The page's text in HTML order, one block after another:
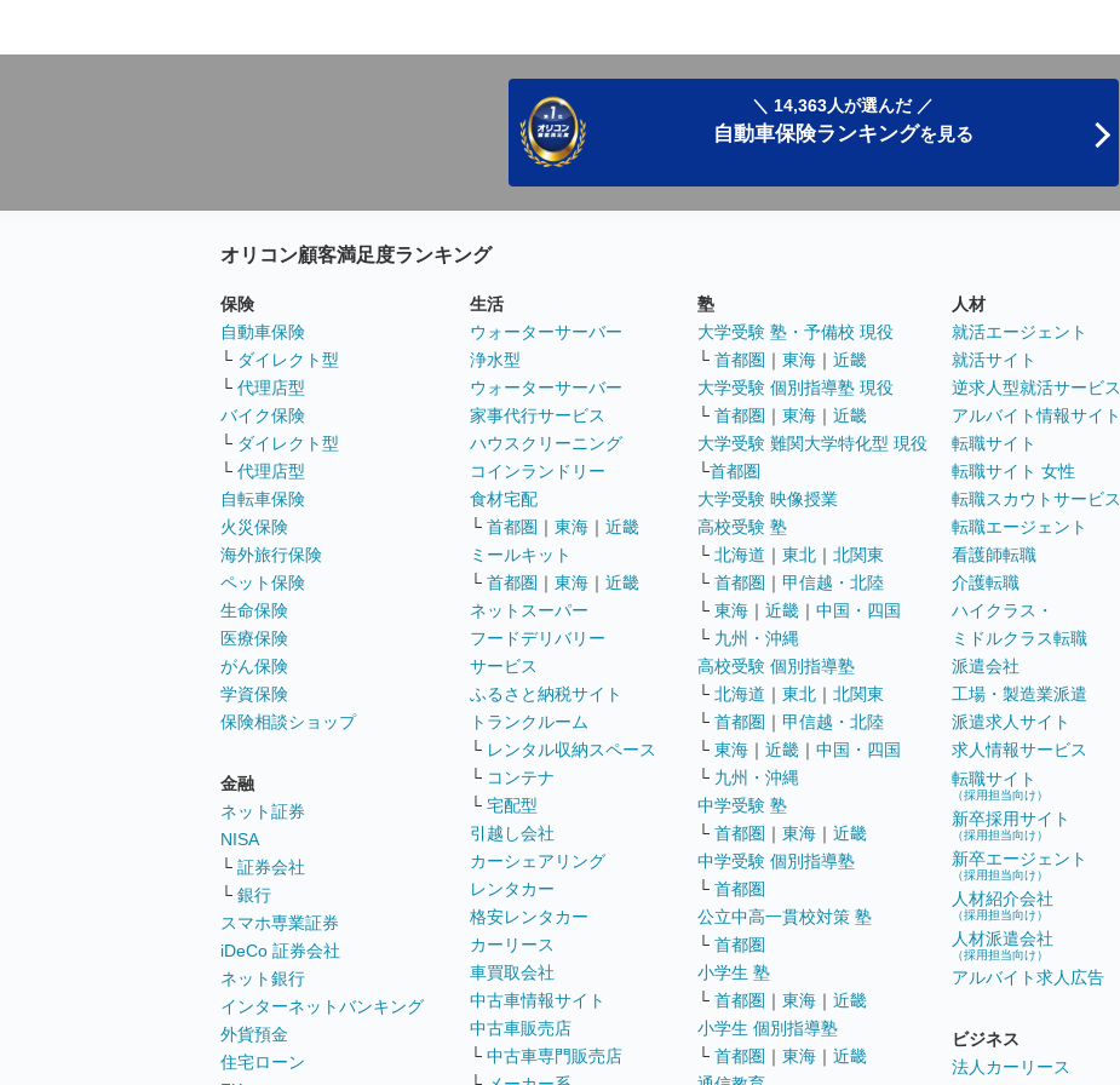
＼ 14,363人が選んだ ／
自動車保険ランキングを見る
オリコン顧客満足度ランキング
保険
自動車保険
└ ダイレクト型
└ 代理店型
バイク保険
└ ダイレクト型
└ 代理店型
自転車保険
火災保険
海外旅行保険
ペット保険
生命保険
医療保険
がん保険
学資保険
保険相談ショップ
金融
ネット証券
NISA
└ 証券会社
└ 銀行
スマホ専業証券
iDeCo 証券会社
ネット銀行
インターネットバンキング
外貨預金
住宅ローン
生活
ウォーターサーバー
浄水型
ウォーターサーバー
家事代行サービス
ハウスクリーニング
コインランドリー
食材宅配
└ 首都圏 ｜ 東海 ｜ 近畿
ミールキット
└ 首都圏 ｜ 東海 ｜ 近畿
ネットスーパー
フードデリバリー
サービス
ふるさと納税サイト
トランクルーム
└ レンタル収納スペース
└ コンテナ
└ 宅配型
引越し会社
カーシェアリング
レンタカー
格安レンタカー
カーリース
車買取会社
中古車情報サイト
中古車販売店
└ 中古車専門販売店
塾
大学受験 塾・予備校 現役
└ 首都圏 ｜ 東海 ｜ 近畿
大学受験 個別指導塾 現役
└ 首都圏 ｜ 東海 ｜ 近畿
大学受験 難関大学特化型 現役
└首都圏
大学受験 映像授業
高校受験 塾
└ 北海道 ｜ 東北 ｜ 北関東
└ 首都圏 ｜ 甲信越・北陸
└ 東海 ｜ 近畿 ｜ 中国・四国
└ 九州・沖縄
高校受験 個別指導塾
└ 北海道 ｜ 東北 ｜ 北関東
└ 首都圏 ｜ 甲信越・北陸
└ 東海 ｜ 近畿 ｜ 中国・四国
└ 九州・沖縄
中学受験 塾
└ 首都圏 ｜ 東海 ｜ 近畿
中学受験 個別指導塾
└ 首都圏
公立中高一貫校対策 塾
└ 首都圏
小学生 塾
└ 首都圏 ｜ 東海 ｜ 近畿
小学生 個別指導塾
└ 首都圏 ｜ 東海 ｜ 近畿
人材
就活エージェント
就活サイト
逆求人型就活サービス
アルバイト情報サイト
転職サイト
転職サイト 女性
転職スカウトサービス
転職エージェント
看護師転職
介護転職
ハイクラス・
ミドルクラス転職
派遣会社
工場・製造業派遣
派遣求人サイト
求人情報サービス
転職サイト
（採用担当向け）
新卒採用サイト
（採用担当向け）
新卒エージェント
（採用担当向け）
人材紹介会社
（採用担当向け）
人材派遣会社
（採用担当向け）
アルバイト求人広告
ビジネス
法人カーリース